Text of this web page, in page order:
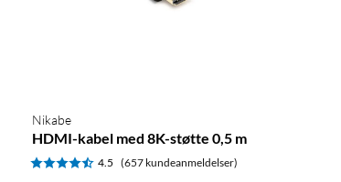
Nikabe
HDMI-kabel med 8K-støtte 0,5 m
4.5 (657 kundeanmeldelser)